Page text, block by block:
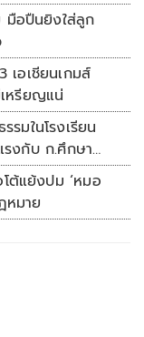
มือปืนยิงใส่ลูก
อเชียนเกมส์
หรียญแน่
มในโรงเรียน
งกับ ก.ศึกษา
ต้แย้งปม ‘หมอ
หมาย